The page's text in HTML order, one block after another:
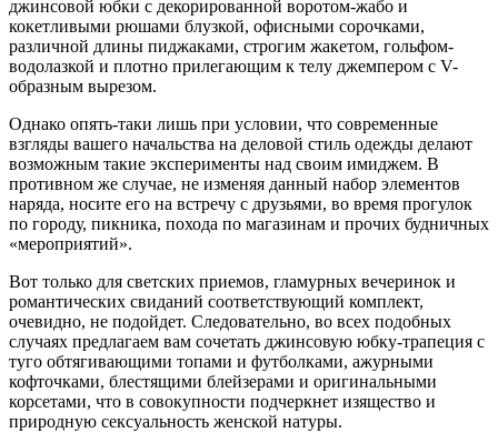
джинсовой юбки с декорированной воротом-жабо и
кокетливыми рюшами блузкой, офисными сорочками,
различной длины пиджаками, строгим жакетом, гольфом-
водолазкой и плотно прилегающим к телу джемпером с V-
образным вырезом.
Однако опять-таки лишь при условии, что современные
взгляды вашего начальства на деловой стиль одежды делают
возможным такие эксперименты над своим имиджем. В
противном же случае, не изменяя данный набор элементов
наряда, носите его на встречу с друзьями, во время прогулок
по городу, пикника, похода по магазинам и прочих будничных
«мероприятий».
Вот только для светских приемов, гламурных вечеринок и
романтических свиданий соответствующий комплект,
очевидно, не подойдет. Следовательно, во всех подобных
случаях предлагаем вам сочетать джинсовую юбку-трапеция с
туго обтягивающими топами и футболками, ажурными
кофточками, блестящими блейзерами и оригинальными
корсетами, что в совокупности подчеркнет изящество и
природную сексуальность женской натуры.